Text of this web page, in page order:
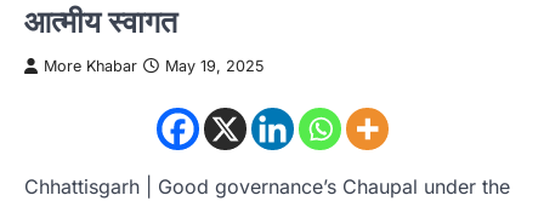
आत्मीय स्वागत
More Khabar May 19, 2025
Chhattisgarh | Good governance’s Chaupal under the